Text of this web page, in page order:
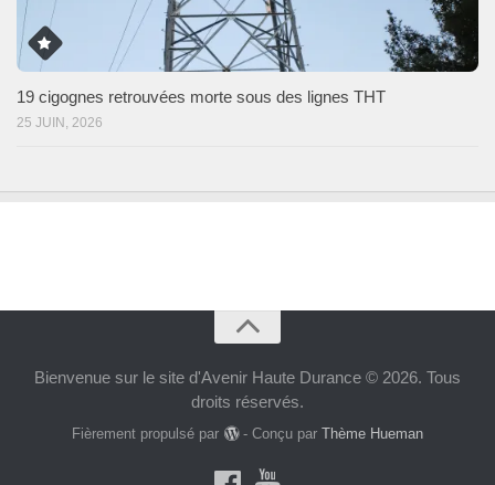
19 cigognes retrouvées morte sous des lignes THT
25 JUIN, 2026
Bienvenue sur le site d'Avenir Haute Durance © 2026. Tous
droits réservés.
Fièrement propulsé par - Conçu par Thème Hueman